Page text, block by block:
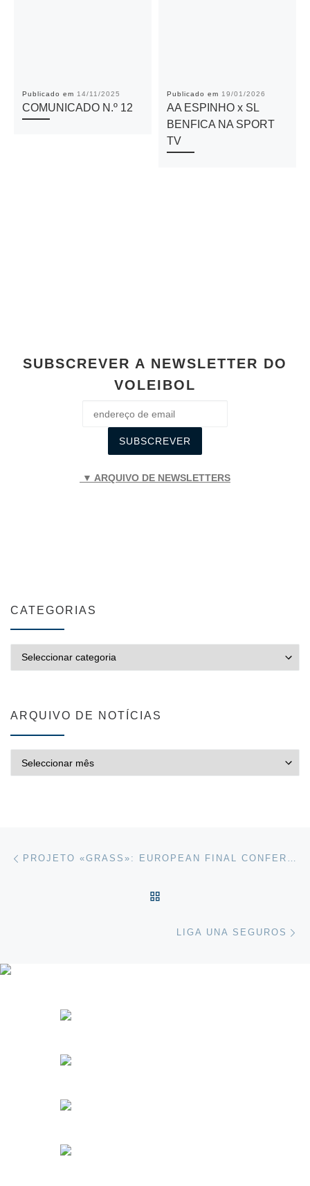
Publicado em 14/11/2025
COMUNICADO N.º 12
Publicado em 19/01/2026
AA ESPINHO x SL
BENFICA NA SPORT
TV
SUBSCREVER A NEWSLETTER DO
VOLEIBOL
▼ ARQUIVO DE NEWSLETTERS
CATEGORIAS
ARQUIVO DE NOTÍCIAS
Post navigation PROJETO «GRASS»: EUROPEAN FINAL CONFERENCE
LIGA UNA SEGUROS